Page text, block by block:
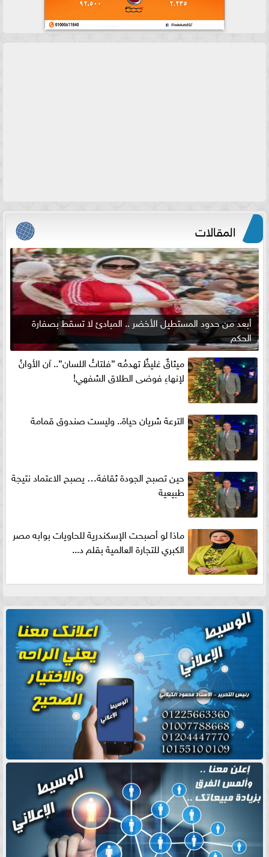
المقالات
أبعد من حدود المستطيل الأخضر .. المبادئ لا تسقط بصفارة
الحكم
ميثاقٌ غليظٌ تهدمُه ”فلتاتُ اللسان”.. آن الأوانُ
لإنهاءِ فوضى الطلاق الشفهي!
الترعة شريان حياة.. وليست صندوق قمامة
حين تصبح الجودة ثقافة… يصبح الاعتماد نتيجة
طبيعية
ماذا لو أصبحت الإسكندرية للحاويات بوابه مصر
الكبري للتجارة العالمية بقلم د...